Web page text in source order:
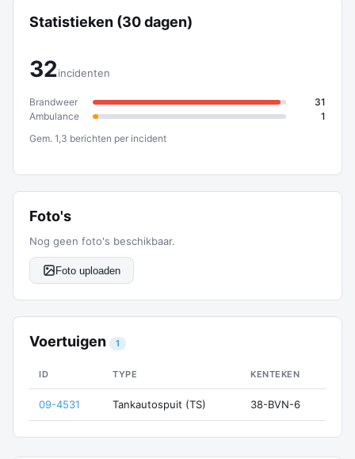
Statistieken (30 dagen)
32incidenten
Brandweer
31
Ambulance
1
Gem. 1,3 berichten per incident
Foto's
Nog geen foto's beschikbaar.
Foto uploaden
Voertuigen 1
ID TYPE KENTEKEN
09-4531 Tankautospuit (TS) 38-BVN-6